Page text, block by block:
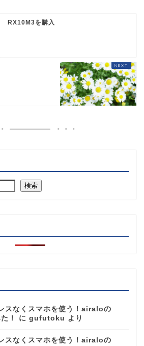
RX10M3を購入
検索
スなくスマホを使う！airaloの
！
に gufutoku より
スなくスマホを使う！airaloの